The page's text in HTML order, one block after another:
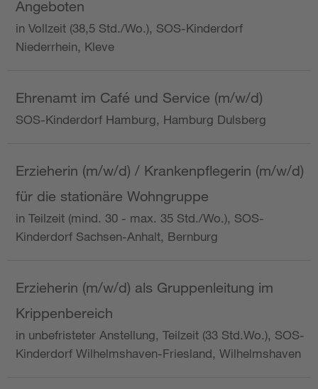
Angeboten
in Vollzeit (38,5 Std./Wo.), SOS-Kinderdorf
Niederrhein, Kleve
Ehrenamt im Café und Service (m/w/d)
SOS-Kinderdorf Hamburg, Hamburg Dulsberg
Erzieherin (m/w/d) / Krankenpflegerin (m/w/d)
für die stationäre Wohngruppe
in Teilzeit (mind. 30 - max. 35 Std./Wo.), SOS-
Kinderdorf Sachsen-Anhalt, Bernburg
Erzieherin (m/w/d) als Gruppenleitung im
Krippenbereich
in unbefristeter Anstellung, Teilzeit (33 Std.Wo.), SOS-
Kinderdorf Wilhelmshaven-Friesland, Wilhelmshaven